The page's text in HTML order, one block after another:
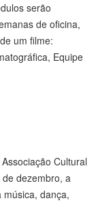
serão
de oficina,
um filme:
Equipe
Cultural
dezembro, a
música, dança,